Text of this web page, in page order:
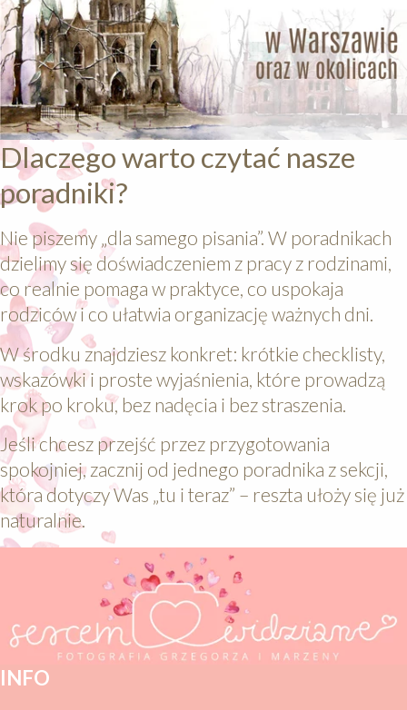
Dlaczego warto czytać nasze
poradniki?
Nie piszemy „dla samego pisania”. W poradnikach
dzielimy się doświadczeniem z pracy z rodzinami,
co realnie pomaga w praktyce, co uspokaja
rodziców i co ułatwia organizację ważnych dni.
W środku znajdziesz konkret: krótkie checklisty,
wskazówki i proste wyjaśnienia, które prowadzą
krok po kroku, bez nadęcia i bez straszenia.
Jeśli chcesz przejść przez przygotowania
spokojniej, zacznij od jednego poradnika z sekcji,
która dotyczy Was „tu i teraz” – reszta ułoży się już
naturalnie.
INFO